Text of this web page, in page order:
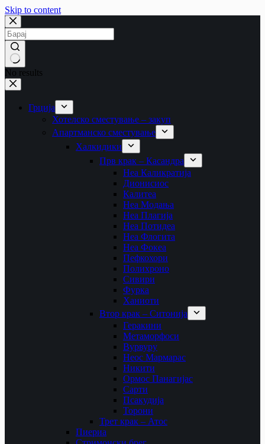
Skip to content
No results
Грција
Хотелско сместување – закуп
Апартманско сместување
Халкидики
Прв крак – Касандра
Неа Каликратија
Дионисиос
Калитеа
Неа Модања
Неа Плагија
Неа Потидеа
Неа Флогита
Неа Фокеа
Пефкохори
Полихроно
Сивири
Фурка
Ханиоти
Втор крак – Ситонија
Геракини
Метаморфоси
Вурвуру
Неос Мармарас
Никити
Ормос Панагијас
Сарти
Псакудија
Торони
Трет крак – Атос
Пиериа